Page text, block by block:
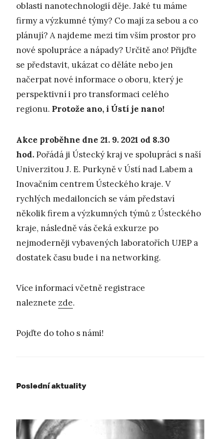
oblasti nanotechnologií děje. Jaké tu máme
firmy a výzkumné týmy? Co mají za sebou a co
plánují? A najdeme mezi tím vším prostor pro
nové spolupráce a nápady? Určitě ano! Přijďte
se představit, ukázat co děláte nebo jen
načerpat nové informace o oboru, který je
perspektivní i pro transformaci celého
regionu. Protože ano, i Ústí je nano!
Akce proběhne dne 21. 9. 2021 od 8.30
hod.Pořádá ji Ústecký kraj ve spolupráci s naší
Univerzitou J. E. Purkyně v Ústí nad Labem a
Inovačním centrem Ústeckého kraje. V
rychlých medailoncích se vám představí
několik firem a výzkumných týmů z Ústeckého
kraje, následně vás čeká exkurze po
nejmoderněji vybavených laboratořích UJEP a
dostatek času bude i na networking.
Více informací včetně registrace
naleznete zde.
Pojďte do toho s námi!
Poslední aktuality